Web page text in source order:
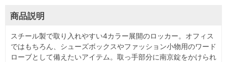
商品説明
スチール製で取り入れやすい4カラー展開のロッカー。オフィス
ではもちろん、シューズボックスやファッション小物用のワード
ローブとして備えたいアイテム。取っ手部分に南京錠をかけられ